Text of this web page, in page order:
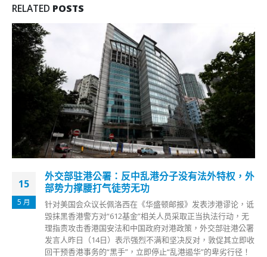
RELATED POSTS
有法外特权，外
》发表涉港谬论，诋
正当执法行动，无
策，外交部驻港公署
反对，敦促其立即收
遏华”的卑劣行径！
09
11 月
陈茂波：香港特区政府重视文物
史建筑已评级
大湾区文物建筑高峰论坛今日（9日）举
波致辞时表示，香港共有132项法定古
历史建筑及208处具考古研究价值的地
重视文物保育，会透过历史建筑评级机
定香港历史建筑物的文物价值及保护的